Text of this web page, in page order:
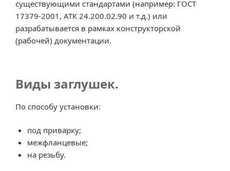
существующими стандартами (например: ГОСТ
17379-2001, АТК 24.200.02.90 и т.д.) или
разрабатывается в рамках конструкторской
(рабочей) документации.
Виды заглушек.
По способу установки:
под приварку;
межфланцевые;
на резьбу.